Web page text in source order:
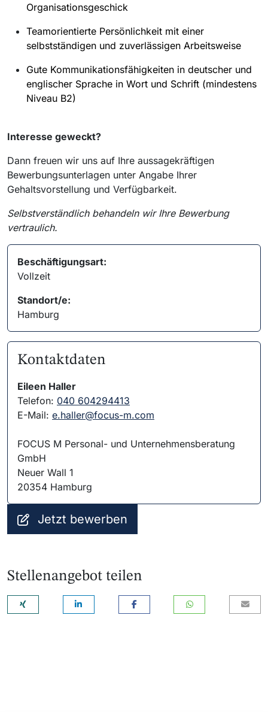
Organisationsgeschick
Teamorientierte Persönlichkeit mit einer
selbstständigen und zuverlässigen Arbeitsweise
Gute Kommunikationsfähigkeiten in deutscher und
englischer Sprache in Wort und Schrift (mindestens
Niveau B2)
Interesse geweckt?
Dann freuen wir uns auf Ihre aussagekräftigen
Bewerbungsunterlagen unter Angabe Ihrer
Gehaltsvorstellung und Verfügbarkeit.
Selbstverständlich behandeln wir Ihre Bewerbung
vertraulich.
Beschäftigungsart:
Vollzeit
Standort/e:
Hamburg
Kontaktdaten
Eileen Haller
Telefon: 040 604294413
E-Mail: e.haller@focus-m.com
FOCUS M Personal- und Unternehmensberatung
GmbH
Neuer Wall 1
20354 Hamburg
Jetzt bewerben
Stellenangebot teilen